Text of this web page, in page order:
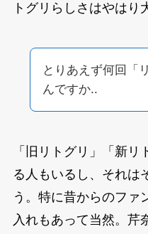
トグリらしさはやはり
とりあえず何回「
んですか..
「旧リトグリ」「新
る人もいるし、それは
う。特に昔からのファ
入れもあって当然。芹